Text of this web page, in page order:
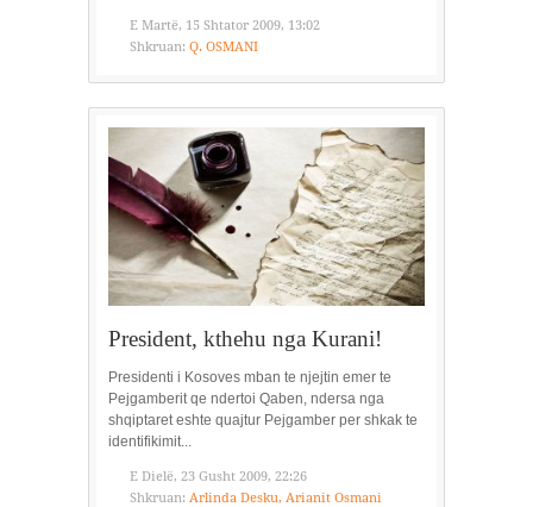
E Martë, 15 Shtator 2009, 13:02
Shkruan: Q. OSMANI
President, kthehu nga Kurani!
Presidenti i Kosoves mban te njejtin emer te
Pejgamberit qe ndertoi Qaben, ndersa nga
shqiptaret eshte quajtur Pejgamber per shkak te
identifikimit...
E Dielë, 23 Gusht 2009, 22:26
Shkruan: Arlinda Desku, Arianit Osmani